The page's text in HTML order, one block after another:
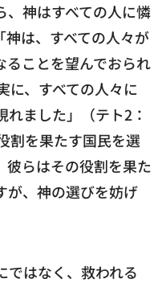
、神はすべての人に憐
は、すべての人々が
ることを望んでおられ
に、すべての人々に
ました」（テト2：
割を果たす国民を選
彼らはその役割を果た
が、神の選びを妨げ
ではなく、救われる